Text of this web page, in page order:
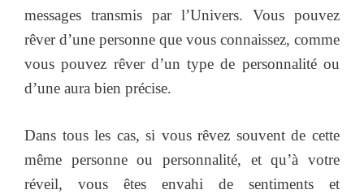
messages transmis par l’Univers. Vous pouvez
rêver d’une personne que vous connaissez, comme
vous pouvez rêver d’un type de personnalité ou
d’une aura bien précise.
Dans tous les cas, si vous rêvez souvent de cette
même personne ou personnalité, et qu’à votre
réveil, vous êtes envahi de sentiments et